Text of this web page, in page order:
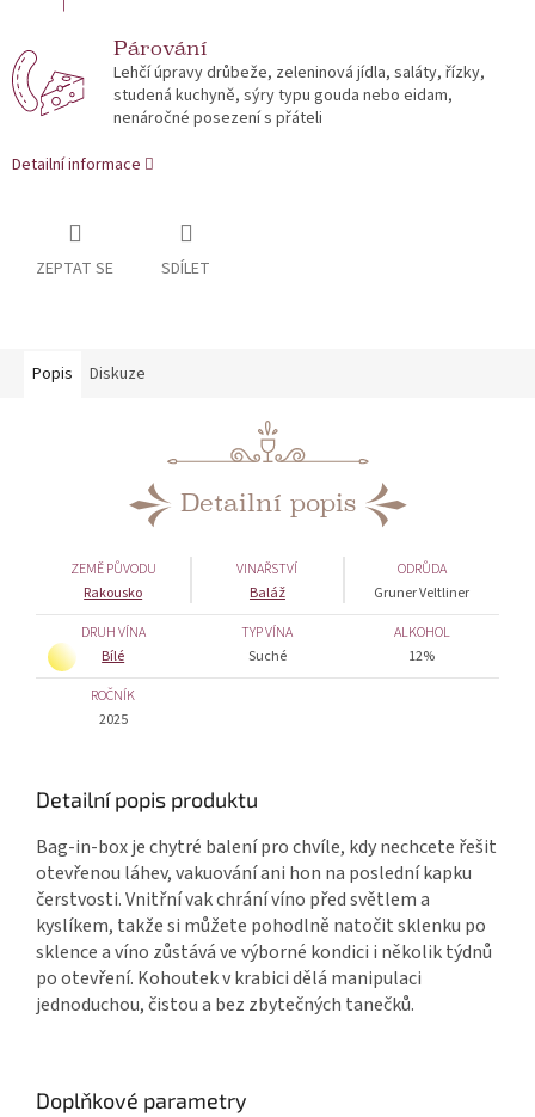
Párování
Lehčí úpravy drůbeže, zeleninová jídla, saláty, řízky,
studená kuchyně, sýry typu gouda nebo eidam,
nenáročné posezení s přáteli
Detailní informace
ZEPTAT SE SDÍLET
Popis Diskuze
Detailní popis
ZEMĚ PŮVODU
Rakousko
VINAŘSTVÍ
Baláž
ODRŮDA
Gruner Veltliner
DRUH VÍNA
Bílé
TYP VÍNA
Suché
ALKOHOL
12%
ROČNÍK
2025
Detailní popis produktu
Bag-in-box je chytré balení pro chvíle, kdy nechcete řešit
otevřenou láhev, vakuování ani hon na poslední kapku
čerstvosti. Vnitřní vak chrání víno před světlem a
kyslíkem, takže si můžete pohodlně natočit sklenku po
sklence a víno zůstává ve výborné kondici i několik týdnů
po otevření. Kohoutek v krabici dělá manipulaci
jednoduchou, čistou a bez zbytečných tanečků.
Doplňkové parametry